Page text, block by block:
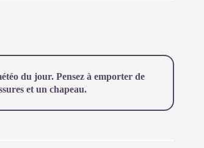
du jour. Pensez à emporter de
et un chapeau.